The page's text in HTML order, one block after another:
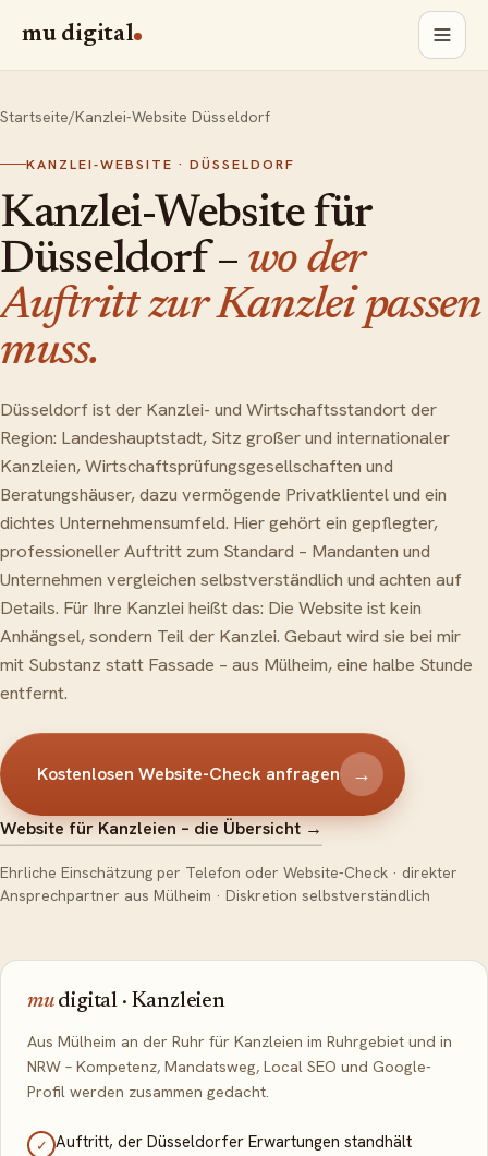
mu digital
Startseite/Kanzlei-Website Düsseldorf
KANZLEI-WEBSITE · DÜSSELDORF
Kanzlei-Website für
Düsseldorf – wo der
Auftritt zur Kanzlei passen
muss.
Düsseldorf ist der Kanzlei- und Wirtschaftsstandort der
Region: Landeshauptstadt, Sitz großer und internationaler
Kanzleien, Wirtschaftsprüfungsgesellschaften und
Beratungshäuser, dazu vermögende Privatklientel und ein
dichtes Unternehmensumfeld. Hier gehört ein gepflegter,
professioneller Auftritt zum Standard – Mandanten und
Unternehmen vergleichen selbstverständlich und achten auf
Details. Für Ihre Kanzlei heißt das: Die Website ist kein
Anhängsel, sondern Teil der Kanzlei. Gebaut wird sie bei mir
mit Substanz statt Fassade – aus Mülheim, eine halbe Stunde
entfernt.
Kostenlosen Website-Check anfragen →
Website für Kanzleien – die Übersicht→
Ehrliche Einschätzung per Telefon oder Website-Check · direkter
Ansprechpartner aus Mülheim · Diskretion selbstverständlich
mudigital · Kanzleien
Aus Mülheim an der Ruhr für Kanzleien im Ruhrgebiet und in
NRW – Kompetenz, Mandatsweg, Local SEO und Google-
Profil werden zusammen gedacht.
✓ Auftritt, der Düsseldorfer Erwartungen standhält